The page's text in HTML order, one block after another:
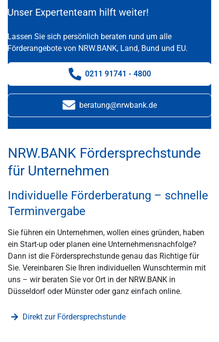
Unser Expertenteam hilft weiter!
Lassen Sie sich persönlich beraten rund um alle
Förderangebote von NRW.BANK, Land, Bund und EU.
Telefonnummer:
0211 91741 - 4800
E-Mail:
beratung@nrwbank.de
NRW.BANK Fördersprechstunde
für Unternehmen
Individuelle Förderberatung – schnelle
Terminvergabe
Sie führen ein Unternehmen, wollen eines gründen, haben
ein Start-up oder planen eine Unternehmensnachfolge?
Dann ist die Fördersprechstunde genau das Richtige für
Sie. Vereinbaren Sie Ihren individuellen Wunschtermin mit
uns – wir beraten Sie vor Ort in der NRW.BANK in
Düsseldorf oder Münster oder ganz einfach online.
Direkt zur Fördersprechstunde